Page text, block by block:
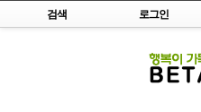
Skip
검색 로그인